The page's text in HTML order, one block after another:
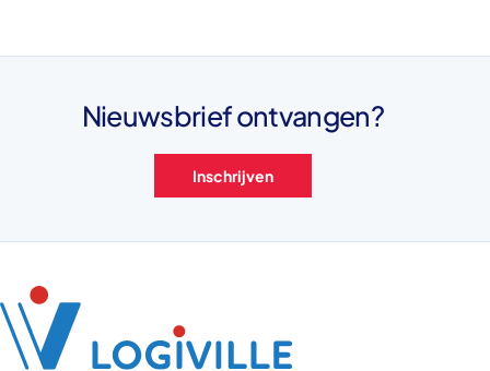
Nieuwsbrief ontvangen?
Inschrijven